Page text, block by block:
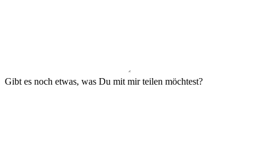
Gibt es noch etwas, was Du mit mir teilen möchtest?